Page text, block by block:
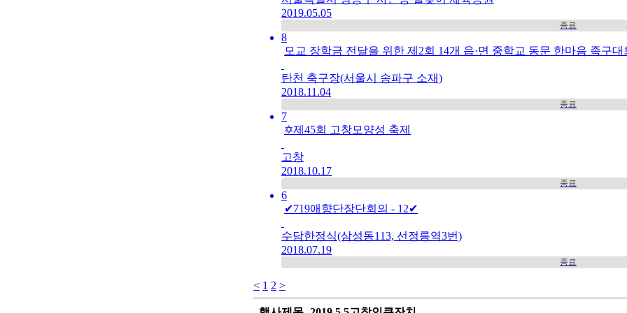
2019.05.05
종료
8
모교 장학금 전달을 위한 제2회 14개 읍·면 중학교 동문 한마음 족구대
탄천 축구장(서울시 송파구 소재)
2018.11.04
종료
7
✡제45회 고창모양성 축제
고창
2018.10.17
종료
6
✔719애향단장단회의 - 12✔
수담한정식(삼성동113, 선정릉역3번)
2018.07.19
종료
< 1 2 >